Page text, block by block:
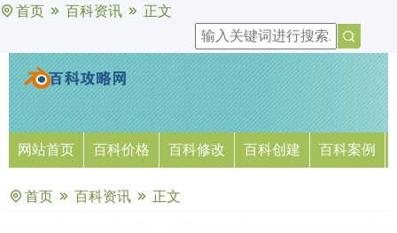
首页 百科资讯 正文
网站首页 百科价格 百科修改 百科创建 百科案例
首页 百科资讯 正文